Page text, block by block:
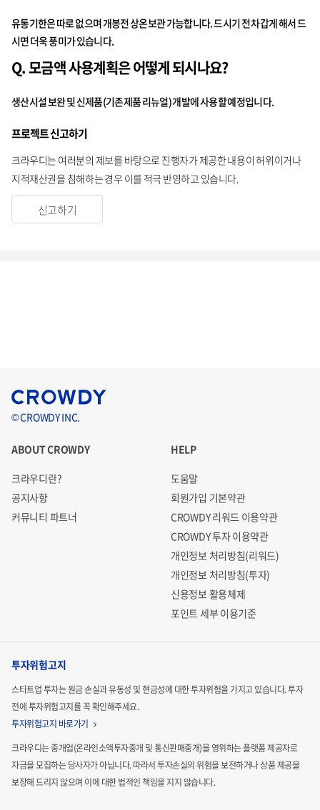
유통기한은 따로 없으며 개봉전 상온보관 가능합니다. 드시기 전 차갑게 해서 드
시면 더욱 풍미가 있습니다.
Q. 모금액 사용계획은 어떻게 되시나요?
생산시설 보완 및 신제품(기존제품 리뉴얼) 개발에 사용할 예정입니다.
프로젝트 신고하기
크라우디는 여러분의 제보를 바탕으로 진행자가 제공한 내용이 허위이거나
지적재산권을 침해하는 경우 이를 적극 반영하고 있습니다.
신고하기
© CROWDY INC.
ABOUT CROWDY
크라우디란?
공지사항
커뮤니티 파트너
HELP
도움말
회원가입 기본약관
CROWDY 리워드 이용약관
CROWDY 투자 이용약관
개인정보 처리방침(리워드)
개인정보 처리방침(투자)
신용정보 활용체제
포인트 세부 이용기준
투자위험고지
스타트업 투자는 원금 손실과 유동성 및 현금성에 대한 투자위험을 가지고 있습니다.투자
전에 투자위험고지를 꼭 확인해주세요.
투자위험고지 바로가기
크라우디는 중개업(온라인소액투자중개 및 통신판매중개)을 영위하는 플랫폼 제공자로
자금을 모집하는당사자가 아닙니다. 따라서 투자손실의 위험을 보전하거나 상품 제공을
보장해 드리지 않으며 이에 대한 법적인 책임을 지지 않습니다.